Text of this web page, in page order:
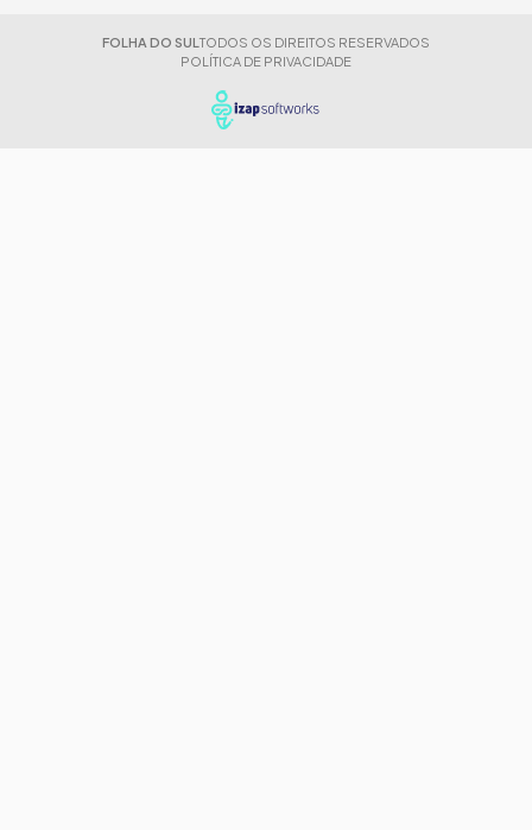
FOLHA DO SUL TODOS OS DIREITOS RESERVADOS
POLÍTICA DE PRIVACIDADE